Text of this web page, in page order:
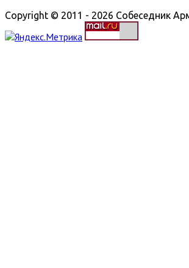
Copyright © 2011 - 2026 Собеседник